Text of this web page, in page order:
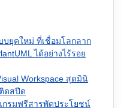
บยุคใหม่ ที่เชื่อมโลกลาก
ได้อย่างไร้รอย
Workspace สุดมินิ
ดสปีด
กรมฟรีสารพัดประโยชน์